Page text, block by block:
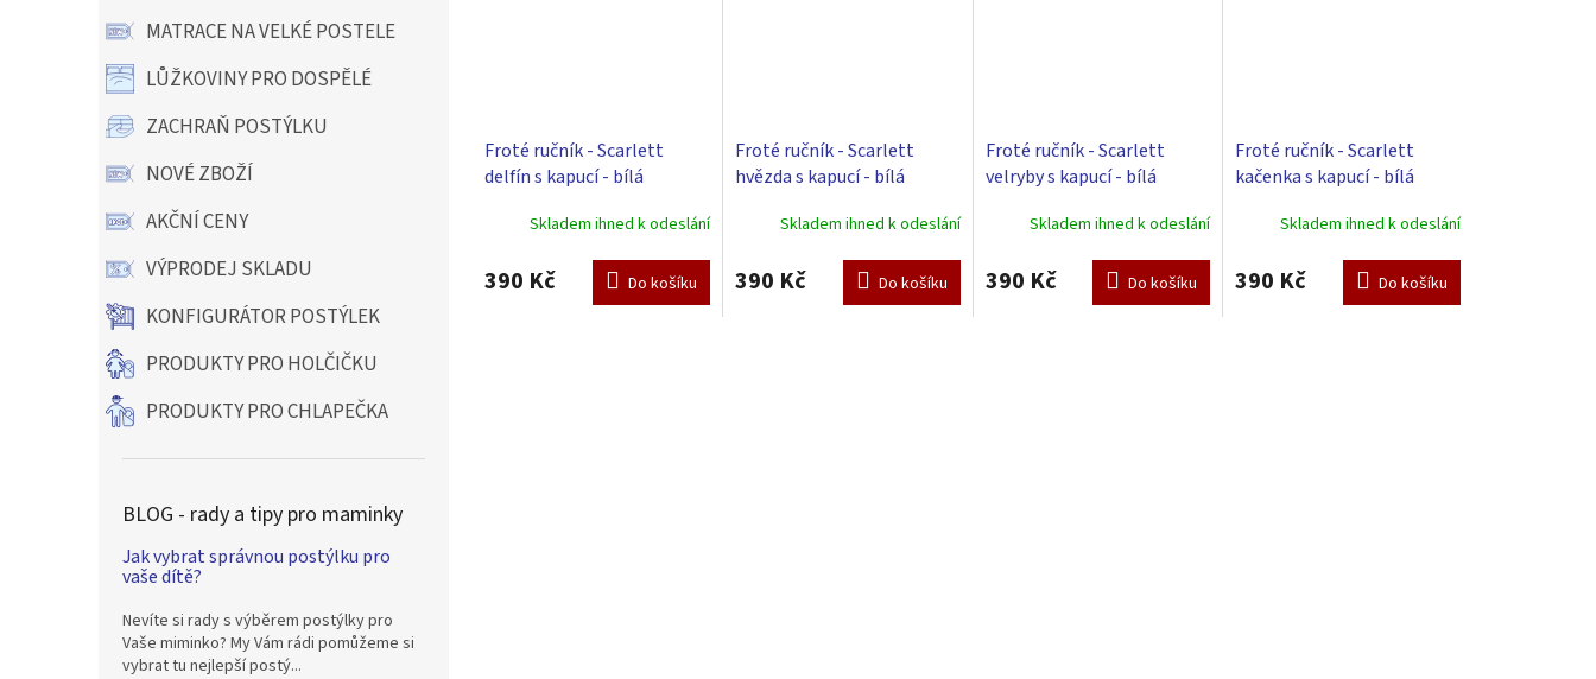
MATRACE NA VELKÉ POSTELE
LŮŽKOVINY PRO DOSPĚLÉ
ZACHRAŇ POSTÝLKU
NOVÉ ZBOŽÍ
AKČNÍ CENY
VÝPRODEJ SKLADU
KONFIGURÁTOR POSTÝLEK
PRODUKTY PRO HOLČIČKU
PRODUKTY PRO CHLAPEČKA
BLOG - rady a tipy pro maminky
Jak vybrat správnou postýlku pro
vaše dítě?
Nevíte si rady s výběrem postýlky pro
Vaše miminko? My Vám rádi pomůžeme si
vybrat tu nejlepší postý...
Froté ručník - Scarlett
delfín s kapucí - bílá
Skladem ihned k odeslání
390 Kč Do košíku
Froté ručník - Scarlett
hvězda s kapucí - bílá
Skladem ihned k odeslání
390 Kč Do košíku
Froté ručník - Scarlett
velryby s kapucí - bílá
Skladem ihned k odeslání
390 Kč Do košíku
Froté ručník - Scarlett
kačenka s kapucí - bílá
Skladem ihned k odeslání
390 Kč Do košíku